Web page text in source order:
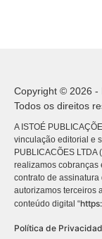
Copyright © 2026 -
Todos os direitos
A ISTOÉ
vinculação editorial e
PUBLICACÕES
realizamos cobranças
contrato de assinatura
autorizamos terceiros
conteúdo digital “
Política de